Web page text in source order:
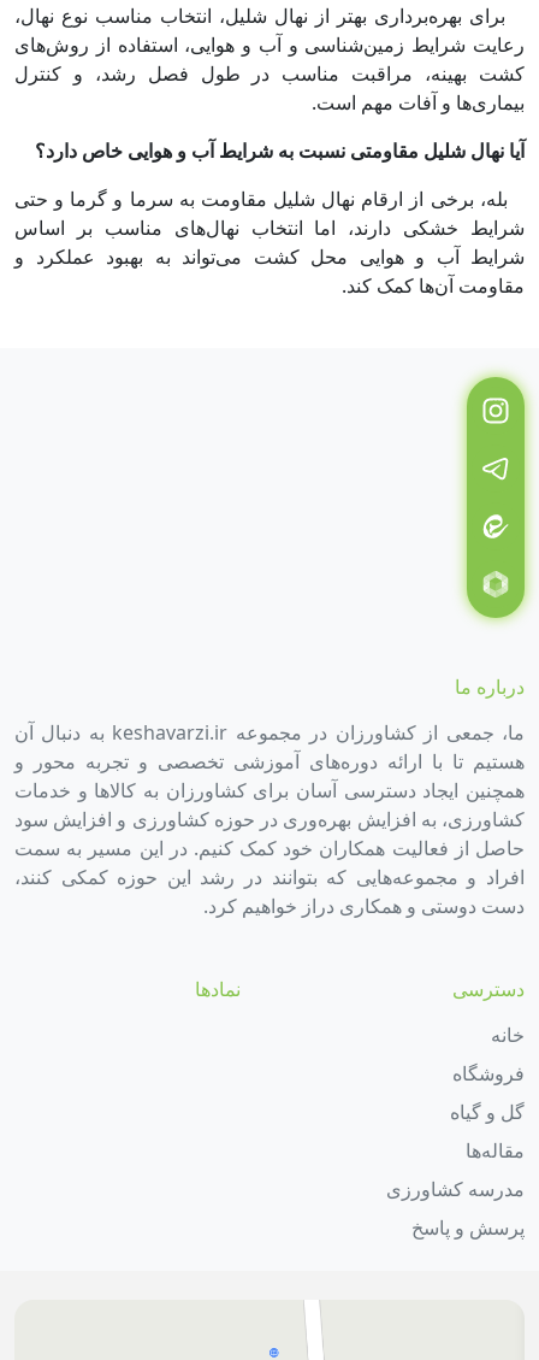
برای بهره‌برداری بهتر از نهال شلیل، انتخاب مناسب نوع نهال،
رعایت شرایط زمین‌شناسی و آب و هوایی، استفاده از روش‌های
کشت بهینه، مراقبت مناسب در طول فصل رشد، و کنترل
بیماری‌ها و آفات مهم است.
آیا نهال شلیل مقاومتی نسبت به شرایط آب و هوایی خاص دارد؟
بله، برخی از ارقام نهال شلیل مقاومت به سرما و گرما و حتی
شرایط خشکی دارند، اما انتخاب نهال‌های مناسب بر اساس
شرایط آب و هوایی محل کشت می‌تواند به بهبود عملکرد و
مقاومت آن‌ها کمک کند.
درباره ما
ما، جمعی از کشاورزان در مجموعه keshavarzi.ir به دنبال آن
هستیم تا با ارائه دوره‌های آموزشی تخصصی و تجربه محور و
همچنین ایجاد دسترسی آسان برای کشاورزان به کالاها و خدمات
کشاورزی، به افزایش بهره‌وری در حوزه کشاورزی و افزایش سود
حاصل از فعالیت همکاران خود کمک کنیم. در این مسیر به سمت
افراد و مجموعه‌هایی که بتوانند در رشد این حوزه کمکی کنند،
دست دوستی و همکاری دراز خواهیم کرد.
دسترسی
خانه
فروشگاه
گل و گیاه
مقاله‌ها
مدرسه کشاورزی
پرسش و پاسخ
نمادها